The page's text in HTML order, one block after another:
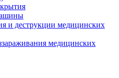
и деструкции медицинских
медицинских